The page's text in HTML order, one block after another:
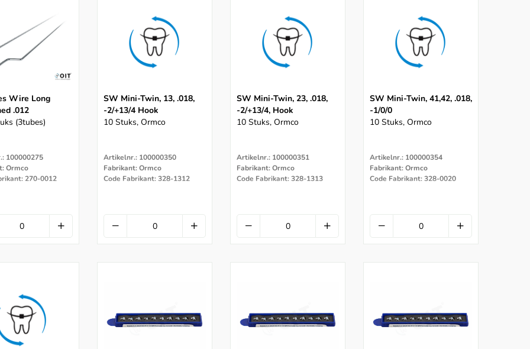
Wire Long
.012
(3tubes)
100000275
Ormco
270-0012
SW Mini-Twin, 13, .018,
-2/+13/4 Hook
10 Stuks, Ormco
Artikelnr.: 100000350
Fabrikant: Ormco
Code Fabrikant: 328-1312
SW Mini-Twin, 23, .018,
-2/+13/4, Hook
10 Stuks, Ormco
Artikelnr.: 100000351
Fabrikant: Ormco
Code Fabrikant: 328-1313
SW Mini-Twin, 41,42, .018,
-1/0/0
10 Stuks, Ormco
Artikelnr.: 100000354
Fabrikant: Ormco
Code Fabrikant: 328-0020